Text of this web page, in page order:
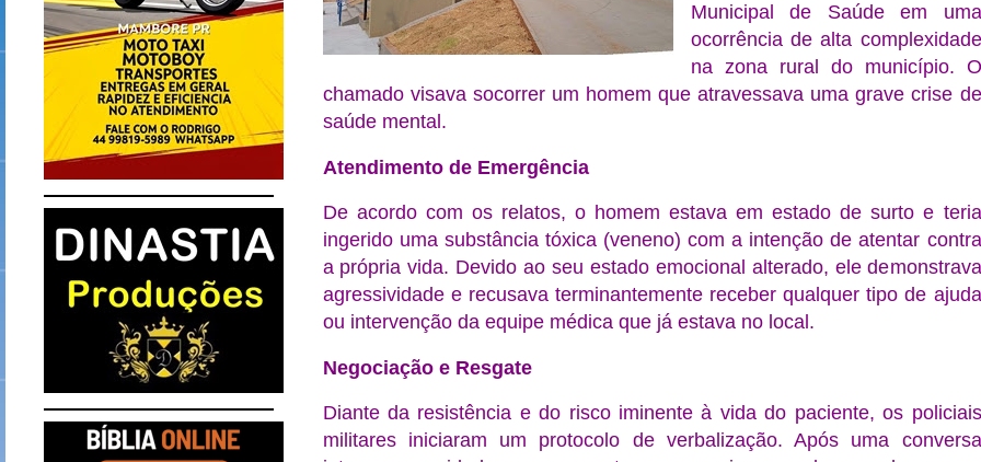
Municipal de Saúde em uma
ocorrência de alta complexidade
na zona rural do município. O
chamado visava socorrer um homem que atravessava uma grave crise de
saúde mental.
Atendimento de Emergência
De acordo com os relatos, o homem estava em estado de surto e teria
ingerido uma substância tóxica (veneno) com a intenção de atentar contra
a própria vida. Devido ao seu estado emocional alterado, ele demonstrava
agressividade e recusava terminantemente receber qualquer tipo de ajuda
ou intervenção da equipe médica que já estava no local.
Negociação e Resgate
Diante da resistência e do risco iminente à vida do paciente, os policiais
militares iniciaram um protocolo de verbalização. Após uma conversa